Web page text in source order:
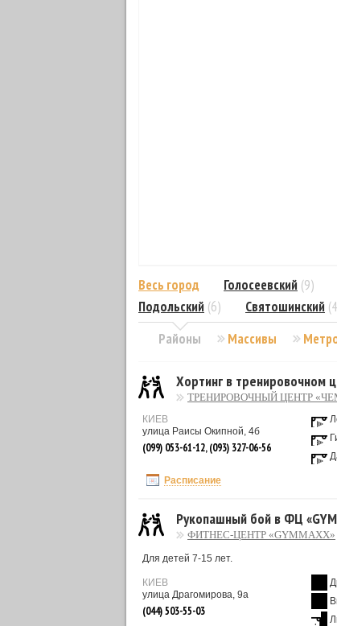
Районы
Весь город Голосеевский (9)
Подольский (6) Святошинский
Массивы
Хортинг в тренировочном
ТРЕНИРОВОЧНЫЙ ЦЕНТР
КИЕВ
улица Раисы Окипной, 4б
(099) 053-61-12, (093) 327-06-56
Расписание
Рукопашный бой в ФЦ
ФИТНЕС-ЦЕНТР «GYMMAXX»
Для детей 7-15 лет.
КИЕВ
улица Драгомирова, 9а
(044) 503-55-03